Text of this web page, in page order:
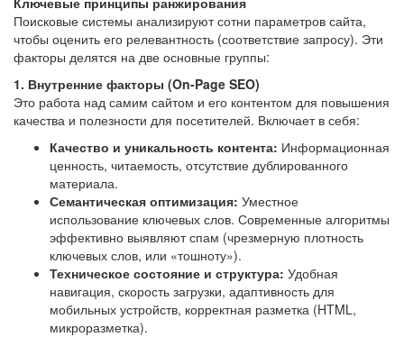
Поисковые системы анализируют сотни параметров сайта,
чтобы оценить его релевантность (соответствие запросу). Эти
факторы делятся на две основные группы:
1. Внутренние факторы (On-Page SEO)
Это работа над самим сайтом и его контентом для повышения
качества и полезности для посетителей. Включает в себя:
Качество и уникальность контента: Информационная
ценность, читаемость, отсутствие дублированного
материала.
Семантическая оптимизация: Уместное
использование ключевых слов. Современные алгоритмы
эффективно выявляют спам (чрезмерную плотность
ключевых слов, или «тошноту»).
Техническое состояние и структура: Удобная
навигация, скорость загрузки, адаптивность для
мобильных устройств, корректная разметка (HTML,
микроразметка).